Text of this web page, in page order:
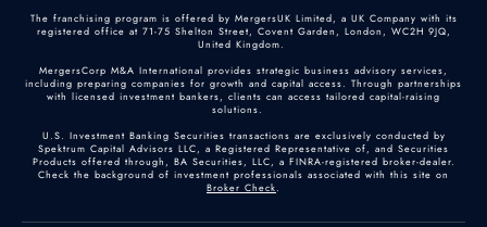
The franchising program is offered by MergersUK Limited, a UK Company with its
registered office at 71-75 Shelton Street, Covent Garden, London, WC2H 9JQ,
United Kingdom.
MergersCorp M&A International provides strategic business advisory services,
including preparing companies for growth and capital access. Through partnerships
with licensed investment bankers, clients can access tailored capital-raising
solutions.
U.S. Investment Banking Securities transactions are exclusively conducted by
Spektrum Capital Advisors LLC, a Registered Representative of, and Securities
Products offered through, BA Securities, LLC, a FINRA-registered broker-dealer.
Check the background of investment professionals associated with this site on
Broker Check.